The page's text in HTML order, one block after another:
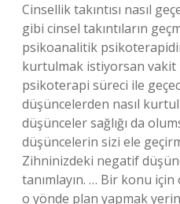
Cinsellik takıntısı nasıl
gibi cinsel takıntıların
psikoanalitik
kurtulmak istiyorsan
psikoterapi süreci ile
düşüncelerden nasıl
düşünceler sağlığı da
düşüncelerin sizi ele
Zihninizdeki negatif
tanımlayın. … Bir konu
o yönde plan yapmak